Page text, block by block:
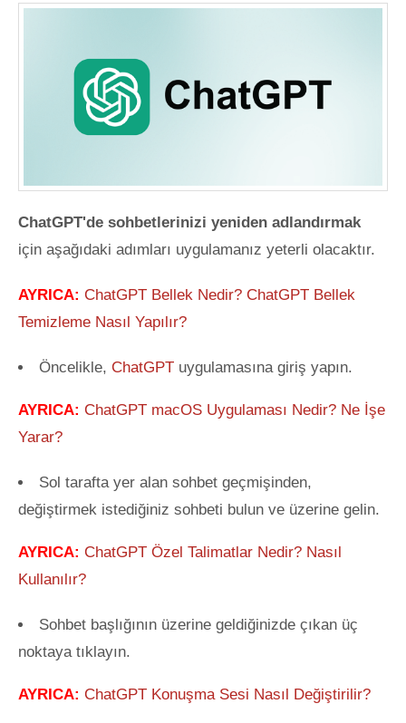
ChatGPT'de sohbetlerinizi yeniden adlandırmak
için aşağıdaki adımları uygulamanız yeterli olacaktır.
AYRICA: ChatGPT Bellek Nedir? ChatGPT Bellek
Temizleme Nasıl Yapılır?
Öncelikle, ChatGPT uygulamasına giriş yapın.
AYRICA: ChatGPT macOS Uygulaması Nedir? Ne İşe
Yarar?
Sol tarafta yer alan sohbet geçmişinden,
değiştirmek istediğiniz sohbeti bulun ve üzerine gelin.
AYRICA: ChatGPT Özel Talimatlar Nedir? Nasıl
Kullanılır?
Sohbet başlığının üzerine geldiğinizde çıkan üç
noktaya tıklayın.
AYRICA: ChatGPT Konuşma Sesi Nasıl Değiştirilir?